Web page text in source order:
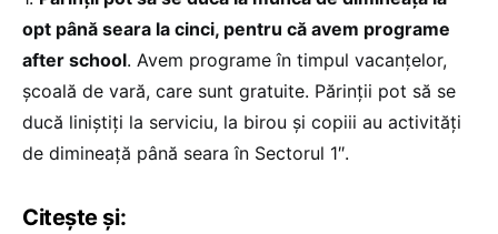
opt până seara la cinci, pentru că avem programe
after school. Avem programe în timpul vacanțelor,
școală de vară, care sunt gratuite. Părinții pot să se
ducă liniștiți la serviciu, la birou și copiii au activități
de dimineață până seara în Sectorul 1″.
Citește și: